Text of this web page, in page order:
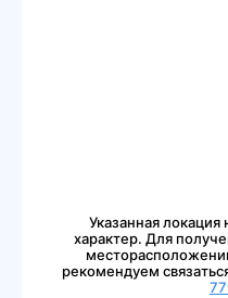
Указанная
характер. Для
рекомендуем